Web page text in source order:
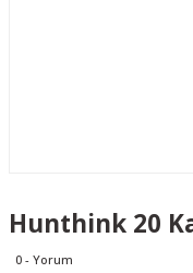
Hunthink 20
0 - Yorum